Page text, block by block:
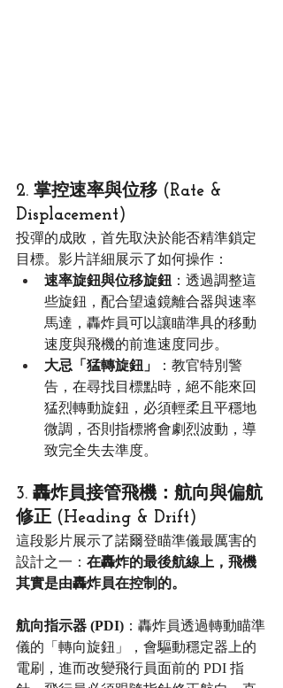
2. 掌控速率與位移 (Rate &
Displacement)
投彈的成敗，首先取決於能否精準鎖定
目標。影片詳細展示了如何操作：
速率旋鈕與位移旋鈕 ：透過調整這
些旋鈕，配合望遠鏡離合器與速率
馬達，轟炸員可以讓瞄準具的移動
速度與飛機的前進速度同步。
大忌「猛轉旋鈕」
：教官特別警
告，在尋找目標點時，絕不能來回
猛烈轉動旋鈕，必須輕柔且平穩地
微調，否則指標將會劇烈波動，導
致完全失去準度。
3. 轟炸員接管飛機：航向與偏航
修正 (Heading & Drift)
這段影片展示了諾爾登瞄準儀最厲害的
設計之一： 在轟炸的最後航線上，飛機
其實是由轟炸員在控制的。
航向指示器 (PDI) ：轟炸員透過轉動瞄準
儀的「轉向旋鈕」，會驅動穩定器上的
電刷，進而改變飛行員面前的 PDI 指